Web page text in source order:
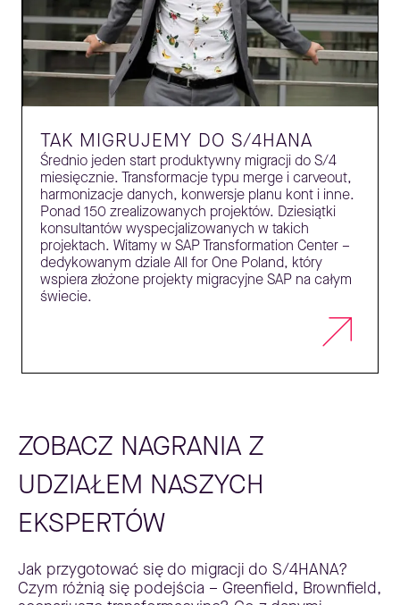
TAK MIGRUJEMY DO S/4HANA
Średnio jeden start produktywny migracji do S/4
miesięcznie. Transformacje typu merge i carveout,
harmonizacje danych, konwersje planu kont i inne.
Ponad 150 zrealizowanych projektów. Dziesiątki
konsultantów wyspecjalizowanych w takich
projektach. Witamy w SAP Transformation Center –
dedykowanym dziale All for One Poland, który
wspiera złożone projekty migracyjne SAP na całym
świecie.
ZOBACZ NAGRANIA Z
UDZIAŁEM NASZYCH
EKSPERTÓW
Jak przygotować się do migracji do S/4HANA?
Czym różnią się podejścia – Greenfield, Brownfield,